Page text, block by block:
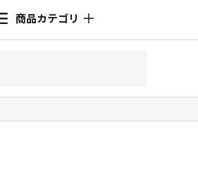
商品カテゴリ